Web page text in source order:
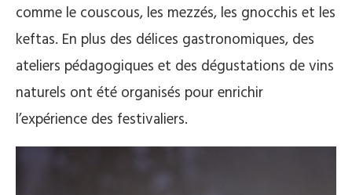
comme le couscous, les mezzés, les gnocchis et les
keftas. En plus des délices gastronomiques, des
ateliers pédagogiques et des dégustations de vins
naturels ont été organisés pour enrichir
l’expérience des festivaliers​​.